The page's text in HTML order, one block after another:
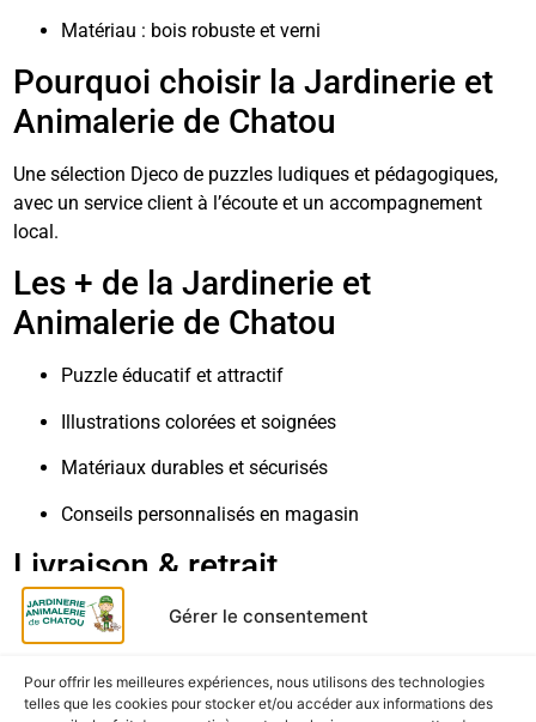
Gérer le consentement
Pour offrir les meilleures expériences, nous utilisons des technologies
telles que les cookies pour stocker et/ou accéder aux informations des
Matériau : bois robuste et verni
Pourquoi choisir la Jardinerie et
Animalerie de Chatou
Une sélection Djeco de puzzles ludiques et pédagogiques,
avec un service client à l’écoute et un accompagnement
local.
Les + de la Jardinerie et
Animalerie de Chatou
Puzzle éducatif et attractif
Illustrations colorées et soignées
Matériaux durables et sécurisés
Conseils personnalisés en magasin
Livraison & retrait
Retrait gratuit en magasin